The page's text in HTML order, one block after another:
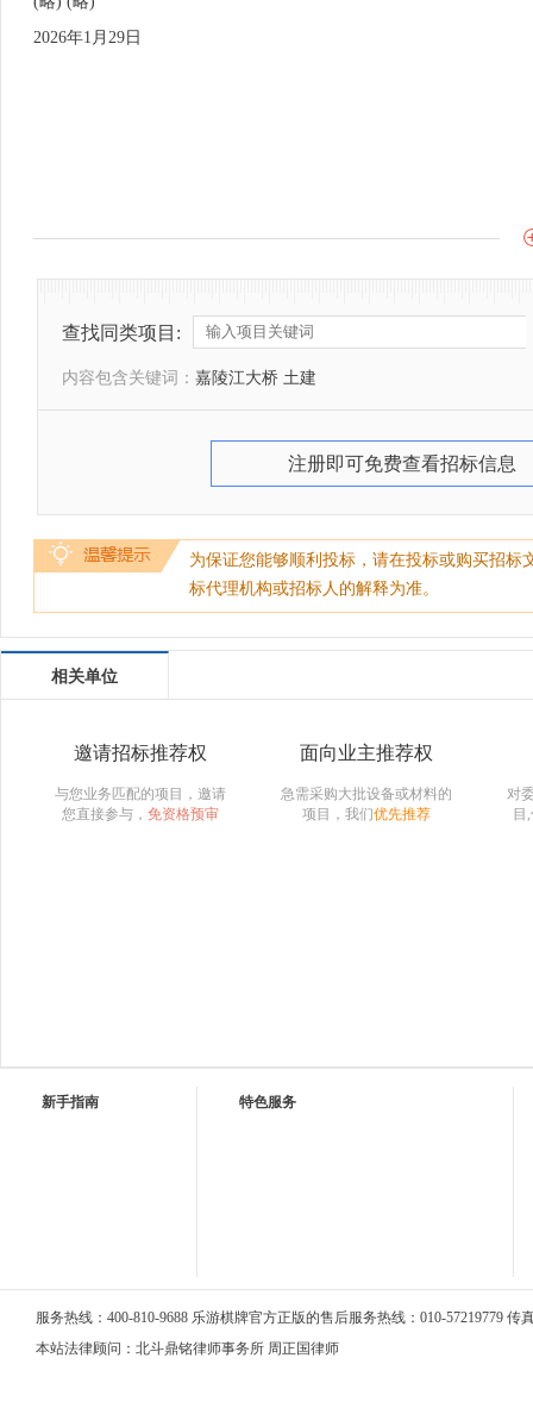
2026年1月29日
查找同类项目:
内容包含关键词： 嘉陵江大桥 土建
注册即可免费查看招标信息
为保证您能够顺利投标，请在投标或购买招
标代理机构或招标人的解释为准。
相关单位
邀请招标推荐权
与您业务匹配的项目，邀请
您直接参与， 免资格预审
面向业主推荐权
急需采购大批设备或材料的
项目，我们优先推荐
对
目
新手指南 特色服务
服务热线：400-810-9688 乐游棋牌官方正版的售后服务热线：010-57219779 传
本站法律顾问：北斗鼎铭律师事务所 周正国律师